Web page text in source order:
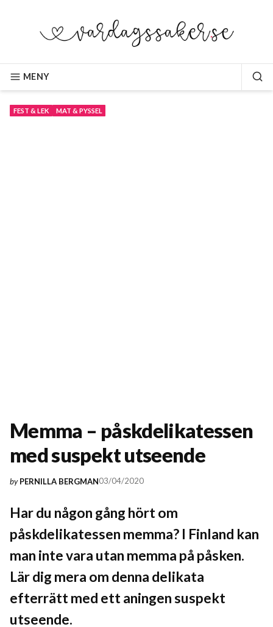
VARDAGSSAKER.SE
MENY
FEST & LEK MAT & PYSSEL
Memma – påskdelikatessen
med suspekt utseende
by PERNILLA BERGMAN03/04/2020
Har du någon gång hört om
påskdelikatessen memma? I Finland kan
man inte vara utan memma på påsken.
Lär dig mera om denna delikata
efterrätt med ett aningen suspekt
utseende.